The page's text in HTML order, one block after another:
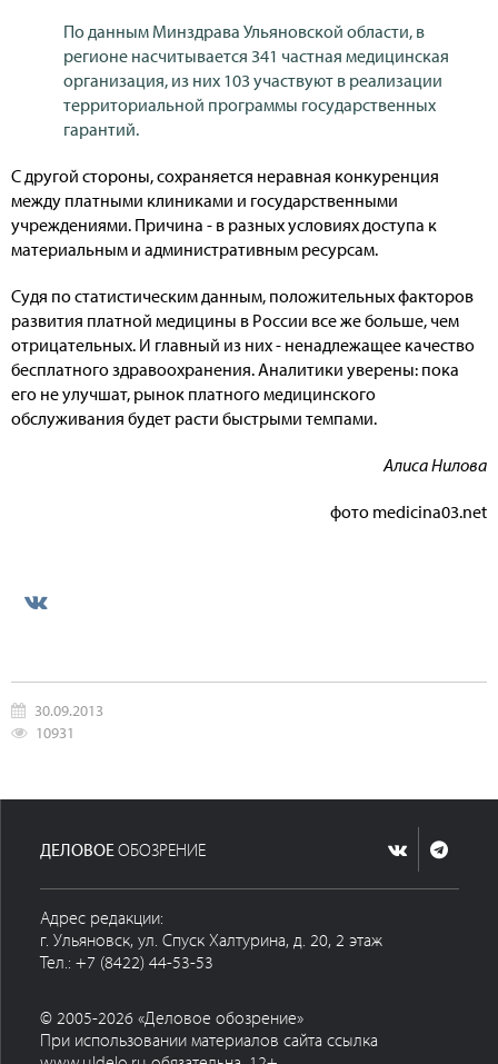
По данным Минздрава Ульяновской области, в
регионе насчитывается 341 частная медицинская
организация, из них 103 участвуют в реализации
территориальной программы государственных
гарантий.
С другой стороны, сохраняется неравная конкуренция
между платными клиниками и государственными
учреждениями. Причина - в разных условиях доступа к
материальным и административным ресурсам.
Судя по статистическим данным, положительных факторов
развития платной медицины в России все же больше, чем
отрицательных. И главный из них - ненадлежащее качество
бесплатного здравоохранения. Аналитики уверены: пока
его не улучшат, рынок платного медицинского
обслуживания будет расти быстрыми темпами.
Алиса Нилова
фото medicina03.net
30.09.2013
10931
ДЕЛОВОЕ ОБОЗРЕНИЕ
Адрес редакции:
г. Ульяновск, ул. Спуск Халтурина, д. 20, 2 этаж
Тел.: +7 (8422) 44-53-53
© 2005-2026 «Деловое обозрение»
При использовании материалов сайта ссылка